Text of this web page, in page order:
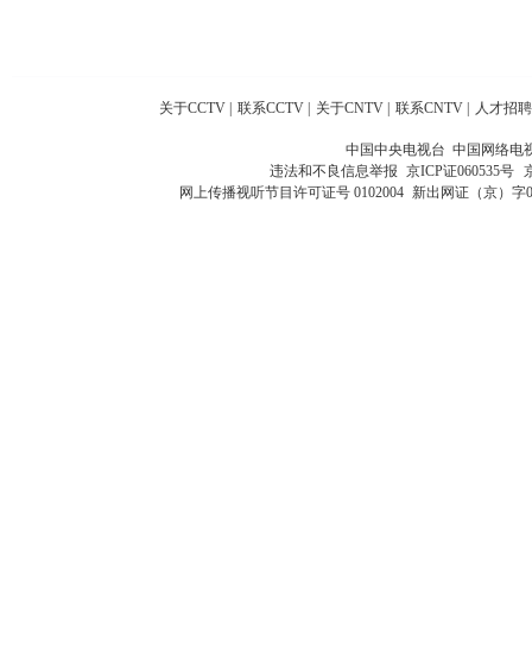
关于CCTV 联系CCTV 关于CNTV 联系CNTV 人才招聘
中国中央电视台 中国网络电
违法和不良信息举报 京ICP证060535号
网上传播视听节目许可证号 0102004 新出网证（京）